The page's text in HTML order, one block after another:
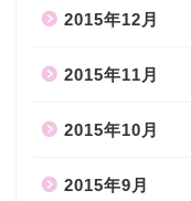
2015年12月
2015年11月
2015年10月
2015年9月